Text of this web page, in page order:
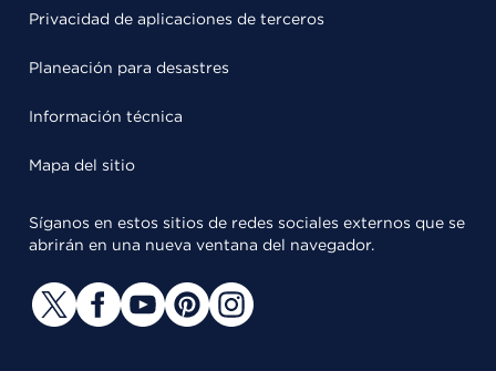
Privacidad de aplicaciones de terceros
Planeación para desastres
Información técnica
Mapa del sitio
Síganos en estos sitios de redes sociales externos que se
abrirán en una nueva ventana del navegador.